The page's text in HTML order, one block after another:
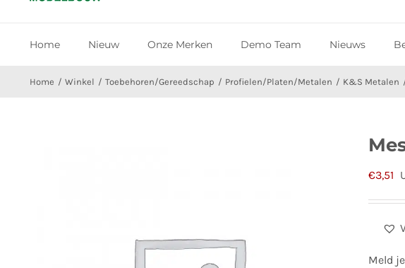
Home Nieuw Onze Merken Demo Team Nieuws
Home Winkel Toebehoren/Gereedschap Profielen/Platen/Metalen K&S Metalen
€3,51
Meld